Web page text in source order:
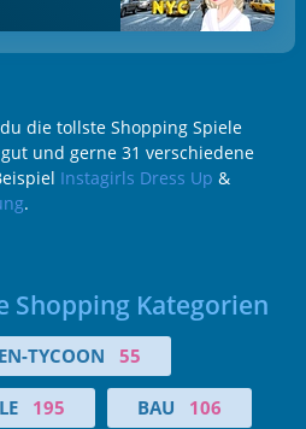
die tollste Shopping Spiele
und gerne 31 verschiedene
Instagirls Dress Up &
.
Shopping Kategorien
TYCOON 55
195 BAU 106